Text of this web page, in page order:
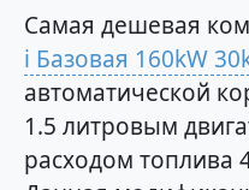
Самая дешевая
i Базовая 160kW
автоматической
1.5 литровым
расходом топлива